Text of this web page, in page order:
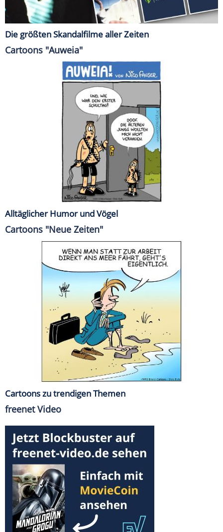
Die größten Skandalfilme aller Zeiten
Cartoons "Auweia"
Alltäglicher Humor und Vögel
Cartoons "Neue Zeiten"
Cartoons zu trendigen Themen
freenet Video